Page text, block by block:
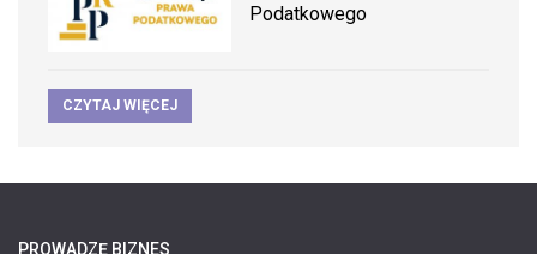
Podatkowego
CZYTAJ WIĘCEJ
PROWADZĘ BIZNES